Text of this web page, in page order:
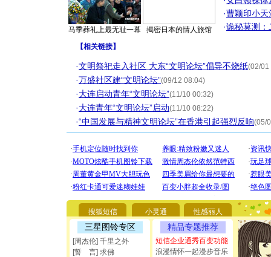
马季葬礼上最无耻一幕 揭密日本的情人旅馆
·曹颖印小天
·诡秘莫测：
【相关链接】
·文明祭祀走入社区 大东“文明论坛”倡导不烧纸(02/01
·万盛社区建“文明论坛”(09/12 08:04)
·大连启动青年“文明论坛”(11/10 00:32)
·大连青年“文明论坛”启动(11/10 08:22)
·“中国发展与精神文明论坛”在香港引起强烈反响(05/
搜狐短信 小灵通 性感丽人
三星图铃专区
[周杰伦] 千里之外
[誓 言] 求佛
精品专题推荐
短信企业通秀百变功能
浪漫情怀一起漫步音乐
[圣诞节]
你太多，
要平安
[圣诞节]
能正大光
都要快乐
[圣诞节]